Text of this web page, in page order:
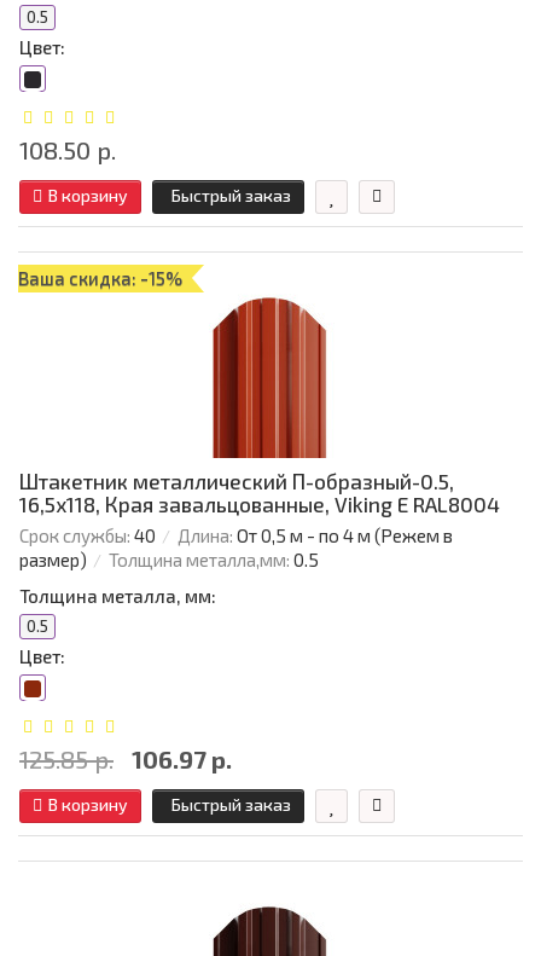
0.5
Цвет:
108.50 р.
В корзину Быстрый заказ
Ваша скидка: -15%
Штакетник металлический П-образный-0.5,
16,5х118, Края завальцованные, Viking E RAL8004
Срок службы: 40 Длина: От 0,5 м - по 4 м (Режем в
размер)
Толщина металла,мм: 0.5
Толщина металла, мм:
0.5
Цвет:
125.85 р. 106.97 р.
В корзину Быстрый заказ